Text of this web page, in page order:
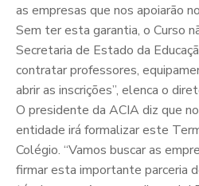
as empresas que nos apoiarão
Sem ter esta garantia, o Curso
Secretaria de Estado da
contratar professores,
abrir as inscrições”, elenca o
O presidente da ACIA diz que
entidade irá formalizar este
Colégio. “Vamos buscar as
firmar esta importante parceria